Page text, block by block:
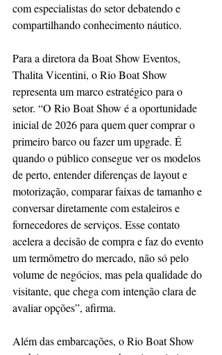
com especialistas do setor debatendo e
compartilhando conhecimento náutico.
Para a diretora da Boat Show Eventos,
Thalita Vicentini, o Rio Boat Show
representa um marco estratégico para o
setor. “O Rio Boat Show é a oportunidade
inicial de 2026 para quem quer comprar o
primeiro barco ou fazer um upgrade. É
quando o público consegue ver os modelos
de perto, entender diferenças de layout e
motorização, comparar faixas de tamanho e
conversar diretamente com estaleiros e
fornecedores de serviços. Esse contato
acelera a decisão de compra e faz do evento
um termômetro do mercado, não só pelo
volume de negócios, mas pela qualidade do
visitante, que chega com intenção clara de
avaliar opções”, afirma.
Além das embarcações, o Rio Boat Show